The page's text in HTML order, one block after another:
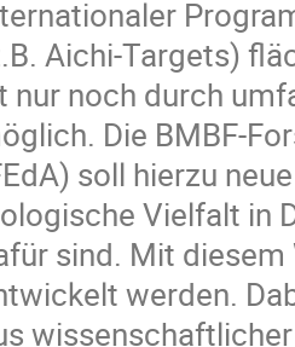
Aichi-Targets)
nur noch durch
Die BMBF-
soll hierzu
Vielfalt in
sind. Mit
werden.